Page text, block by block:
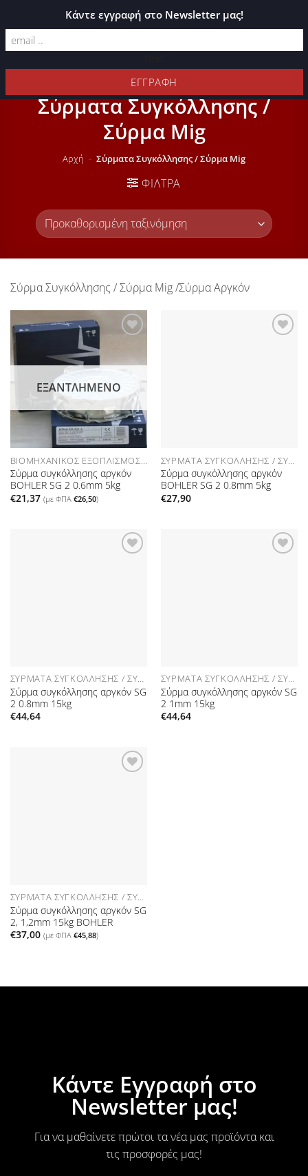
ΚΑΤΆΛΟΓΟΣ PLEXIGLASS
Σύρματα Συγκόλλησης /
Σύρμα Mig
Αρχή - Σύρματα Συγκόλλησης / Σύρμα Mig
ΦΊΛΤΡΑ
Σύρμα Συγκόλλησης / Σύρμα Mig /Σύρμα Αργκόν
Επιθυμιών
ΕΞΑΝΤΛΗΜΈΝΟ
Σύρμα συγκόλλησης αργκόν
BOHLER SG 2 0.6mm 5kg
€21,37 (με ΦΠΑ €26,50)
Σύρμα συγκόλλησης αργκόν
BOHLER SG 2 0.8mm 5kg
€27,90
ΣΎΡΜΑΤΑ ΣΥΓΚΌΛΛΗΣΗΣ / ΣΎΡΜΑ MIG
Σύρμα συγκόλλησης αργκόν SG
2 0.8mm 15kg
€44,64
ΣΎΡΜΑΤΑ ΣΥΓΚΌΛΛΗΣΗΣ / ΣΎΡΜΑ MIG
Σύρμα συγκόλλησης αργκόν SG
2 1mm 15kg
€44,64
ΣΎΡΜΑΤΑ ΣΥΓΚΌΛΛΗΣΗΣ / ΣΎΡΜΑ MIG
Σύρμα συγκόλλησης αργκόν SG
2, 1,2mm 15kg BOHLER
€37,00 (με ΦΠΑ €45,88)
Κάντε Εγγραφή στο
Newsletter μας!
Για να μαθαίνετε πρώτοι τα νέα μας προϊόντα και
τις προσφορές μας!
Κάντε εγγραφή στο Newsletter μας!